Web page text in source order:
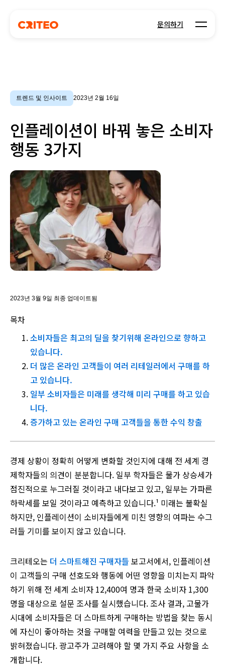
문의하기 Open
트렌드 및 인사이트 2023년 2월 16일
인플레이션이 바꿔 놓은 소비자
행동 3가지
2023년 3월 9일 최종 업데이트됨
목차
소비자들은 최고의 딜을 찾기위해 온라인으로 향하고
있습니다.
더 많은 온라인 고객들이 여러 리테일러에서 구매를 하
고 있습니다.
일부 소비자들은 미래를 생각해 미리 구매를 하고 있습
니다.
증가하고 있는 온라인 구매 고객들을 통한 수익 창출
경제 상황이 정확히 어떻게 변화할 것인지에 대해 전 세계 경
제학자들의 의견이 분분합니다. 일부 학자들은 물가 상승세가
점진적으로 누그러질 것이라고 내다보고 있고, 일부는 가파른
하락세를 보일 것이라고 예측하고 있습니다.¹ 미래는 불확실
하지만, 인플레이션이 소비자들에게 미친 영향의 여파는 수그
러들 기미를 보이지 않고 있습니다.
크리테오는 더 스마트해진 구매자들 보고서에서, 인플레이션
이 고객들의 구매 선호도와 행동에 어떤 영향을 미치는지 파악
하기 위해 전 세계 소비자 12,400여 명과 한국 소비자 1,300
명을 대상으로 설문 조사를 실시했습니다. 조사 결과, 고물가
시대에 소비자들은 더 스마트하게 구매하는 방법을 찾는 동시
에 자신이 좋아하는 것을 구매할 여력을 만들고 있는 것으로
밝혀졌습니다. 광고주가 고려해야 할 몇 가지 주요 사항을 소
개합니다.